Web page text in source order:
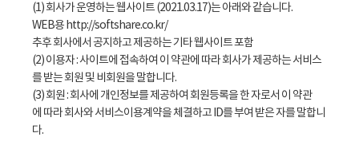
(1) 회사가 운영하는 웹사이트 (2021.03.17)는 아래와 같습니다.
WEB용 http://softshare.co.kr/
추후 회사에서 공지하고 제공하는 기타 웹사이트 포함
(2) 이용자 : 사이트에 접속하여 이 약관에 따라 회사가 제공하는 서비스
를 받는 회원 및 비회원을 말합니다.
(3) 회원 : 회사에 개인정보를 제공하여 회원등록을 한 자로서 이 약관
에 따라 회사와 서비스이용계약을 체결하고 ID를 부여 받은 자를 말합니
다.